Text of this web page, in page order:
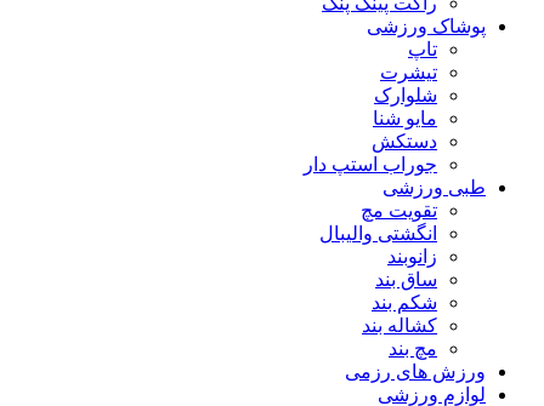
پوشاک ورزشی
تاپ
تیشرت
شلوارک
مایو شنا
دستکش
جوراب استپ دار
طبی ورزشی
تقویت مچ
انگشتی واليبال
زانوبند
ساق بند
شکم بند
کشاله بند
مچ بند
ورزش های رزمی
لوازم ورزشی